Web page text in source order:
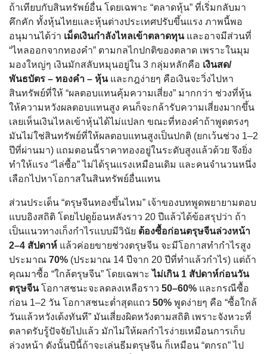
ถ้าเทียบกับสินทรัพย์อื่น โดยเฉพาะ “ตลาดหุ้น” ที่เริ่มกลับมา
คึกคัก ทั้งหุ้นไทยและหุ้นต่างประเทศปรับขึ้นแรง ภาพนี้พอ
อนุมานได้ว่า เม็ดเงินกำลังไหลเข้าตลาดทุนและอาจมีส่วนที่
“ไหลออกจากทองคำ” ตามกลไกปกติของตลาด เพราะในมุม
มองใหญ่ๆ เงินมักสลับหมุนอยู่ใน 3 กลุ่มหลักคือ เงินสด/
พันธบัตร – ทองคำ – หุ้นและกฎง่ายๆ คือเงินจะวิ่งไปหา
สินทรัพย์ที่ให้ “ผลตอบแทนคุ้มความเสี่ยง” มากกว่า ช่วงที่หุ้น
ให้ความหวังผลตอบแทนสูง คนก็จะกล้ารับความเสี่ยงมากขึ้น
เลยเห็นเงินไหลเข้าหุ้นได้ไม่แปลก ขณะที่ทองคำถ้าพูดตรงๆ
มันไม่ใช่สินทรัพย์ที่ให้ผลตอบแทนสูงเป็นปกติ (ยกเว้นช่วง 1–2
ปีที่ผ่านมา) แถมตอนนี้ราคาทองอยู่ในระดับสูงแล้วด้วย จึงยิ่ง
ทำให้แรง “ไล่ซื้อ” ไม่ได้รุนแรงเหมือนเดิม และคนจำนวนหนึ่ง
เลือกไปหาโอกาสในสินทรัพย์อื่นแทน
ส่วนประเด็น “ตรุษจีนทองขึ้นไหม” เจ้าของบทพูดพยายามตอบ
แบบอิงสถิติ โดยไปดูย้อนหลังราว 20 ปีแล้วได้ข้อสรุปว่า ถ้า
เป็นแนวทางเก็งกำไรแบบมีวินัย ต้องซื้อก่อนตรุษจีนล่วงหน้า
2–4 สัปดาห์ แล้วค่อยขายช่วงตรุษจีน จะมีโอกาสทำกำไรสูง
ประมาณ 70% (ประมาณ 14 ปีจาก 20 ปีที่ทำแล้วกำไร) แต่ถ้า
คุณมาซื้อ “ใกล้ตรุษจีน” โดยเฉพาะไม่เกิน 1 สัปดาห์ก่อนวัน
ตรุษจีนโอกาสชนะจะลดลงเหลือราว 50–60% และกรณีซื้อ
ก่อน 1–2 วัน โอกาสชนะต่ำสุดแถว 50% พูดง่ายๆ คือ “ซื้อใกล้
วันแล้วหวังเด้งทันที” มันเสี่ยงผิดหวังตามสถิติ เพราะจังหวะที่
ตลาดรับรู้ปัจจัยไปแล้ว มักไม่ให้ผลกำไรง่ายเหมือนการเก็บ
ล่วงหน้า ดังนั้นปีนี้ถ้าจะเล่นธีมตรุษจีน ก็เหมือน “ตกรถ” ไป